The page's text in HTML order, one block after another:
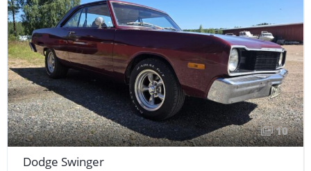
10
Dodge Swinger